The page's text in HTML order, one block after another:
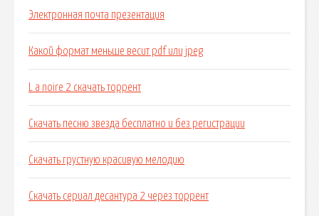
Электронная почта презентация
Какой формат меньше весит pdf или jpeg
L a noire 2 скачать торрент
Скачать песню звезда бесплатно и без регистрации
Скачать грустную красивую мелодию
Скачать сериал десантура 2 через торрент